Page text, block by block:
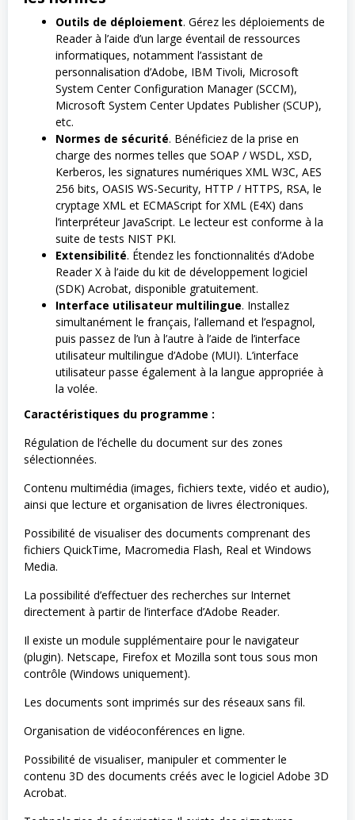
Outils de déploiement. Gérez les déploiements de
Reader à l’aide d’un large éventail de ressources
informatiques, notamment l’assistant de
personnalisation d’Adobe, IBM Tivoli, Microsoft
System Center Configuration Manager (SCCM),
Microsoft System Center Updates Publisher (SCUP),
etc.
Normes de sécurité. Bénéficiez de la prise en
charge des normes telles que SOAP / WSDL, XSD,
Kerberos, les signatures numériques XML W3C, AES
256 bits, OASIS WS-Security, HTTP / HTTPS, RSA, le
cryptage XML et ECMAScript for XML (E4X) dans
l’interpréteur JavaScript. Le lecteur est conforme à la
suite de tests NIST PKI.
Extensibilité. Étendez les fonctionnalités d’Adobe
Reader X à l’aide du kit de développement logiciel
(SDK) Acrobat, disponible gratuitement.
Interface utilisateur multilingue. Installez
simultanément le français, l’allemand et l’espagnol,
puis passez de l’un à l’autre à l’aide de l’interface
utilisateur multilingue d’Adobe (MUI). L’interface
utilisateur passe également à la langue appropriée à
la volée.
Caractéristiques du programme :
Régulation de l’échelle du document sur des zones
sélectionnées.
Contenu multimédia (images, fichiers texte, vidéo et audio),
ainsi que lecture et organisation de livres électroniques.
Possibilité de visualiser des documents comprenant des
fichiers QuickTime, Macromedia Flash, Real et Windows
Media.
La possibilité d’effectuer des recherches sur Internet
directement à partir de l’interface d’Adobe Reader.
Il existe un module supplémentaire pour le navigateur
(plugin). Netscape, Firefox et Mozilla sont tous sous mon
contrôle (Windows uniquement).
Les documents sont imprimés sur des réseaux sans fil.
Organisation de vidéoconférences en ligne.
Possibilité de visualiser, manipuler et commenter le
contenu 3D des documents créés avec le logiciel Adobe 3D
Acrobat.